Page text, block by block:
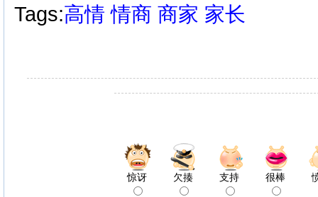
Tags:高情 情商 商家 家长
惊讶 欠揍 支持 很棒